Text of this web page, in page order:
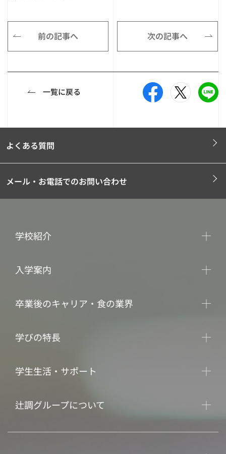
前の記事へ 次の記事へ
一覧に戻る
よくある質問
メール・お電話でのお問い合わせ
学校紹介
入学案内
卒業後のキャリア・食の業界
学びの特長
学生生活・サポート
辻調グループについて